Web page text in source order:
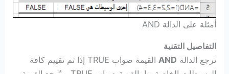
أمثلة على الدالة AND
التفاصيل التقنية
ترجع الدالة
القيمة صواب TRUE إذا تم تقييم كافة